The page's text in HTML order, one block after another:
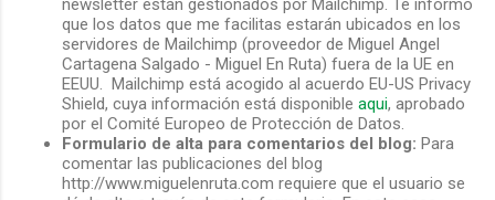
que los datos que me facilitas estarán ubicados en los
servidores de Mailchimp (proveedor de Miguel Angel
Cartagena Salgado - Miguel En Ruta) fuera de la UE en
EEUU. Mailchimp está acogido al acuerdo EU-US Privacy
Shield, cuya información está disponible aqui, aprobado
por el Comité Europeo de Protección de Datos.
Formulario de alta para comentarios del blog: Para
comentar las publicaciones del blog
http://www.miguelenruta.com requiere que el usuario se